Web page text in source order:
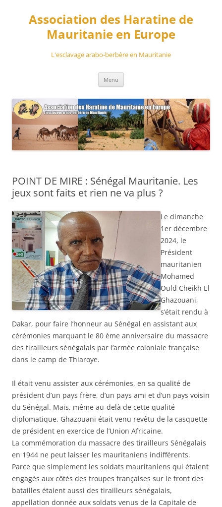
contenuAssociation des Haratine de
Mauritanie en Europe
L'esclavage arabo-berbère en Mauritanie
Menu
POINT DE MIRE : Sénégal Mauritanie. Les
jeux sont faits et rien ne va plus ?
Le dimanche
1er décembre
2024, le
Président
mauritanien
Mohamed
Ould Cheikh El
Ghazouani,
s’était rendu à
Dakar, pour faire l’honneur au Sénégal en assistant aux
cérémonies marquant le 80 ème anniversaire du massacre
des tirailleurs sénégalais par l’armée coloniale française
dans le camp de Thiaroye.
Il était venu assister aux cérémonies, en sa qualité de
président d’un pays frère, d’un pays ami et d’un pays voisin
du Sénégal. Mais, même au-delà de cette qualité
diplomatique, Ghazouani était venu revêtu de la casquette
de président en exercice de l’Union Africaine.
La commémoration du massacre des tirailleurs Sénégalais
en 1944 ne peut laisser les mauritaniens indifférents.
Parce que simplement les soldats mauritaniens qui étaient
engagés aux côtés des troupes françaises sur le front des
batailles étaient aussi des tirailleurs sénégalais,
appellation donnée aux soldats venus de la Capitale de